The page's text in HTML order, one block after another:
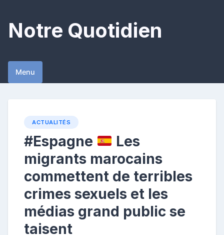
content
Notre Quotidien
Menu
ACTUALITÉS
#Espagne
Les
migrants marocains
commettent de terribles
crimes sexuels et les
médias grand public se
taisent